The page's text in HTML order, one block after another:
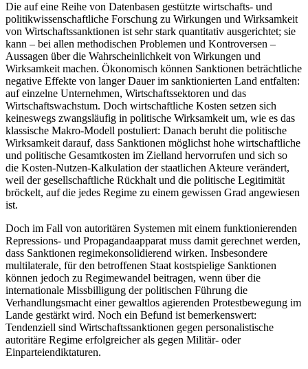
Die auf eine Reihe von Datenbasen gestützte wirt­schafts- und
politikwissenschaftliche Forschung zu Wirkungen und Wirksamkeit
von Wirtschafts­sanktionen ist sehr stark quantitativ ausgerichtet; sie
kann – bei allen methodischen Problemen und Kontroversen –
Aussagen über die Wahrscheinlichkeit von Wirkungen und
Wirksamkeit machen. Öko­nomisch können Sanktionen beträchtliche
negative Effekte von langer Dauer im sanktionierten Land entfalten:
auf einzelne Unternehmen, Wirtschafts­sektoren und das
Wirtschaftswachstum. Doch wirt­schaftliche Kos­ten setzen sich
keineswegs zwangs­läufig in politische Wirksamkeit um, wie es das
klas­sische Makro-Modell postuliert: Danach beruht die politische
Wirksamkeit darauf, dass Sanktionen mög­lichst hohe wirtschaftliche
und politische Gesamt­kosten im Zielland hervorrufen und sich so
die Kosten-Nutzen-Kalkulation der staatlichen Akteure verändert,
weil der gesellschaftliche Rückhalt und die politische Legitimität
bröckelt, auf die jedes Regime zu einem gewissen Grad angewiesen
ist.
Doch im Fall von autoritären Systemen mit einem funktionierenden
Repressions- und Propaganda­apparat muss damit gerechnet werden,
dass Sanktionen regimekonsolidierend wirken. Insbesondere
multilaterale, für den betroffenen Staat kostspielige Sank­tionen
können jedoch zu Regimewandel bei­tragen, wenn über die
internationale Missbilligung der politischen Führung die
Verhandlungsmacht einer gewaltlos agierenden Protestbewegung im
Lande gestärkt wird. Noch ein Befund ist bemerkenswert:
Tendenziell sind Wirtschaftssanktionen gegen personalistische
autoritäre Regime erfolgreicher als gegen Militär- oder
Einparteiendiktaturen.